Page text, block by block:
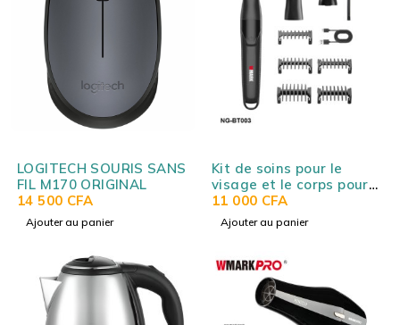
LOGITECH SOURIS SANS
FIL M170 ORIGINAL
14 500 CFA
Ajouter au panier
Kit de soins pour le
visage et le corps pour
hommes WMARK HOME
NG-BT003
11 000 CFA
Ajouter au panier